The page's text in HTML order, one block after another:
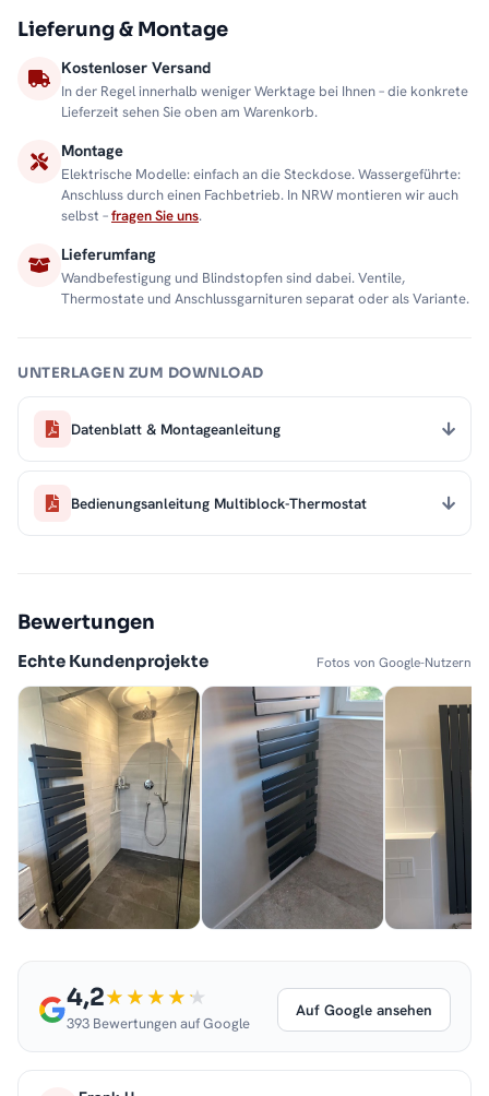
Lieferung & Montage
Kostenloser Versand
In der Regel innerhalb weniger Werktage bei Ihnen – die konkrete
Lieferzeit sehen Sie oben am Warenkorb.
Montage
Elektrische Modelle: einfach an die Steckdose. Wassergeführte:
Anschluss durch einen Fachbetrieb. In NRW montieren wir auch
selbst –fragen Sie uns.
Lieferumfang
Wandbefestigung und Blindstopfen sind dabei. Ventile,
Thermostate und Anschlussgarnituren separat oder als Variante.
UNTERLAGEN ZUM DOWNLOAD
Datenblatt & Montageanleitung
Bedienungsanleitung Multiblock-Thermostat
Bewertungen
Echte Kundenprojekte Fotos von Google-Nutzern
4,2
393 Bewertungen auf Google
Auf Google ansehen